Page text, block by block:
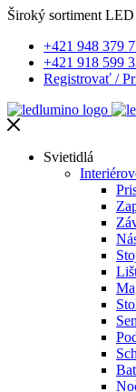
Široký sortiment LED
+421 948 379
+421 918 599
Registrovať /
Svietidlá